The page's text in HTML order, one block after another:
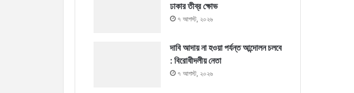
ঢাকার তীব্র ক্ষোভ
৭ আগস্ট, ২০২৬
দাবি আদায় না হওয়া পর্যন্ত আন্দোলন চলবে
: বিরোধীদলীয় নেতা
৭ আগস্ট, ২০২৬